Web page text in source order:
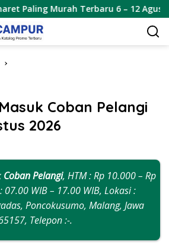
Terbaru 6 – 12 Agustus 2026
Coban Pelangi
2026
Coban Pelangi, HTM : Rp 10.000 – Rp
07.00 WIB – 17.00 WIB, Lokasi :
Poncokusumo, Malang, Jawa
Telepon :-.